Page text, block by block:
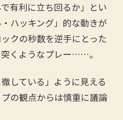
有利に立ち回るか」とい
ハッキング」的な動きが
クの秒数を逆手にとった
くようなプレー……。
している」ように見える
の観点からは慎重に議論